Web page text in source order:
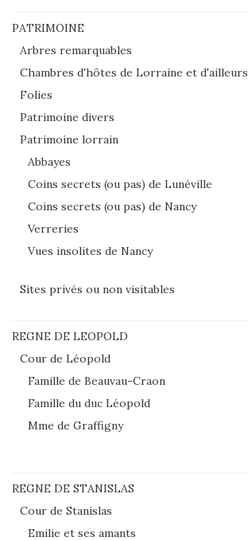
PATRIMOINE
Arbres remarquables
Chambres d'hôtes de Lorraine et d'ailleurs
Folies
Patrimoine divers
Patrimoine lorrain
Abbayes
Coins secrets (ou pas) de Lunéville
Coins secrets (ou pas) de Nancy
Verreries
Vues insolites de Nancy
Sites privés ou non visitables
REGNE DE LEOPOLD
Cour de Léopold
Famille de Beauvau-Craon
Famille du duc Léopold
Mme de Graffigny
REGNE DE STANISLAS
Cour de Stanislas
Emilie et ses amants